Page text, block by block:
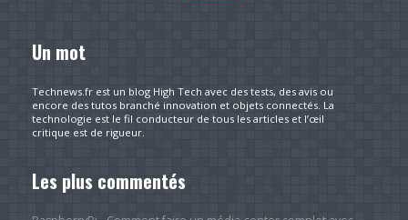
Un mot
Technews.fr est un blog High Tech avec des tests, des avis ou
encore des tutos branché innovation et objets connectés. La
technologie est le fil conducteur de tous les articles et l’œil
critique est de rigueur.
Les plus commentés